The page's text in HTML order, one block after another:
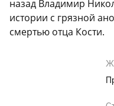
назад Владимир
истории с грязной
смертью отца Кости.